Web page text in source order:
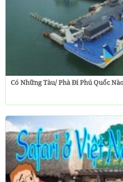
Có Những Tàu/ Phà Đi Phú Quốc